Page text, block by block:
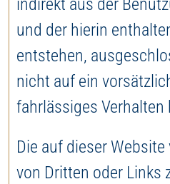
indirekt aus der
und der hierin
entstehen,
nicht auf ein
fahrlässiges Verhalten
Die auf dieser
von Dritten oder Links